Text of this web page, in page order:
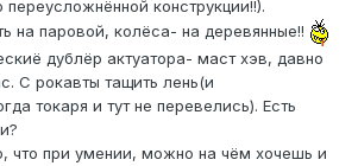
переусложнённой конструкции!!).
на паровой, колёса- на деревянные!!
дублёр актуатора- маст хэв, давно
С рокавты тащить лень(и
токаря и тут не перевелись). Есть
что при умении, можно на чём хочешь и